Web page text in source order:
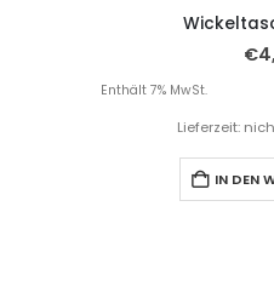
€
Enthält 7% MwSt.
Lieferzeit:
IN DEN